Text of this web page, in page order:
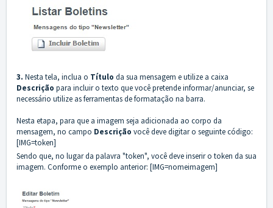
3. Nesta tela, inclua o Título da sua mensagem e utilize a caixa
Descrição para incluir o texto que você pretende informar/anunciar, se
necessário utilize as ferramentas de formatação na barra.
Nesta etapa, para que a imagem seja adicionada ao corpo da
mensagem, no campo Descrição você deve digitar o seguinte código:
[IMG=token]
Sendo que, no lugar da palavra "token", você deve inserir o token da sua
imagem. Conforme o exemplo anterior: [IMG=nomeimagem]